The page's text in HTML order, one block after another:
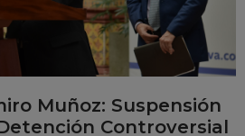
Muñoz: Suspensión
Controversial